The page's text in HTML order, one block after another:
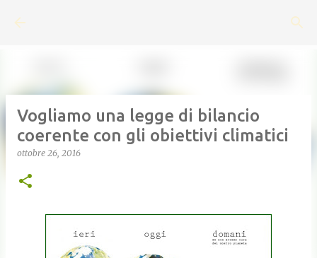
Vogliamo una legge di bilancio
coerente con gli obiettivi climatici
ottobre 26, 2016